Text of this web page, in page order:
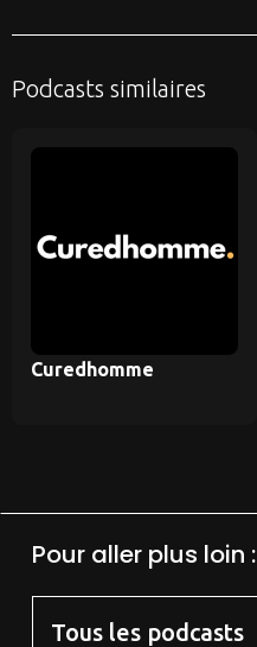
Podcasts similaires
Curedhomme
Pour aller plus loin :
Tous les podcasts